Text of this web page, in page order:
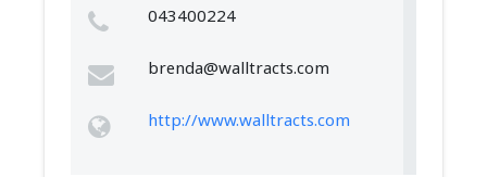
043400224
brenda@walltracts.com
http://www.walltracts.com